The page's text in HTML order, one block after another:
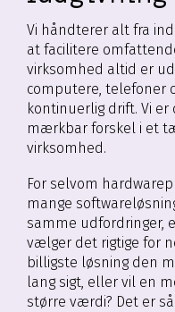
Vi håndterer alt fra
at facilitere
virksomhed altid er
computere, telefoner
kontinuerlig drift. Vi
mærkbar forskel i et
virksomhed.
For selvom
mange
samme udfordringer,
vælger det rigtige for
billigste løsning den
lang sigt, eller vil en
større værdi? Det er